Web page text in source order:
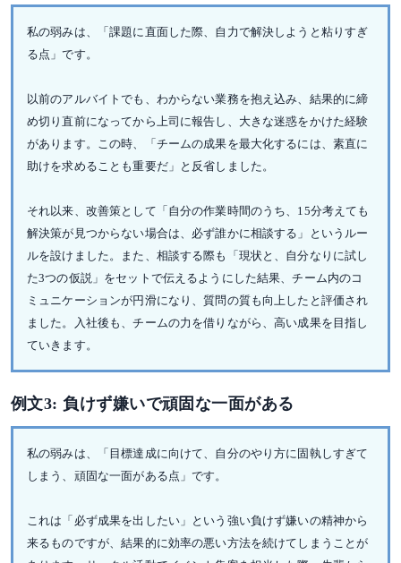
私の弱みは、「課題に直面した際、自力で解決しようと粘りすぎ
る点」です。
以前のアルバイトでも、わからない業務を抱え込み、結果的に締
め切り直前になってから上司に報告し、大きな迷惑をかけた経験
があります。この時、「チームの成果を最大化するには、素直に
助けを求めることも重要だ」と反省しました。
それ以来、改善策として「自分の作業時間のうち、15分考えても
解決策が見つからない場合は、必ず誰かに相談する」というルー
ルを設けました。また、相談する際も「現状と、自分なりに試し
た3つの仮説」をセットで伝えるようにした結果、チーム内のコ
ミュニケーションが円滑になり、質問の質も向上したと評価され
ました。入社後も、チームの力を借りながら、高い成果を目指し
ていきます。
例文3: 負けず嫌いで頑固な一面がある
私の弱みは、「目標達成に向けて、自分のやり方に固執しすぎて
しまう、頑固な一面がある点」です。
これは「必ず成果を出したい」という強い負けず嫌いの精神から
来るものですが、結果的に効率の悪い方法を続けてしまうことが